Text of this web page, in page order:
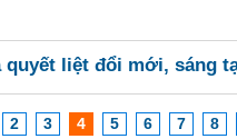
quyết liệt đổi mới, sáng
2 3 4 5 6 7 8